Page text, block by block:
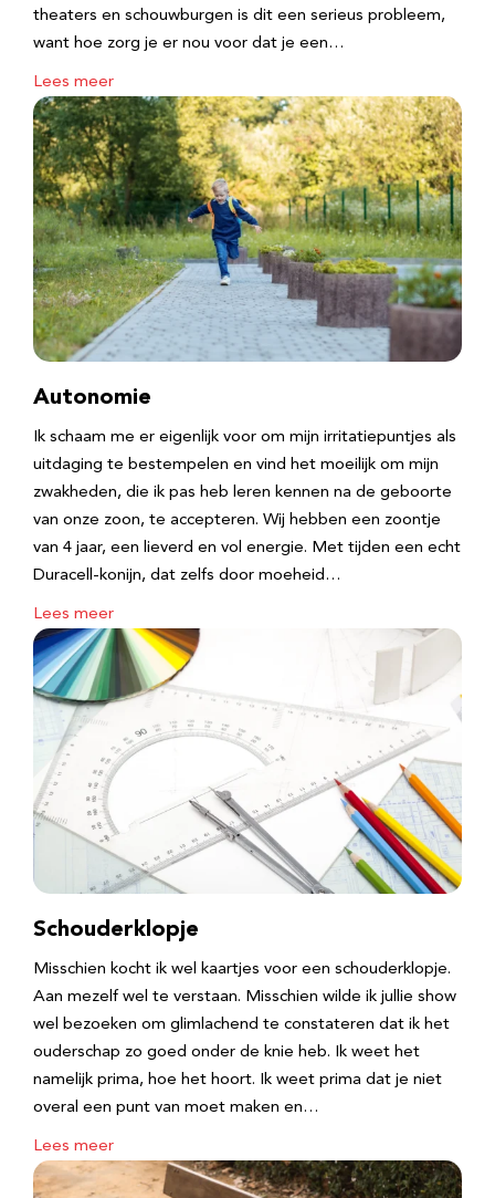
theaters en schouwburgen is dit een serieus probleem,
want hoe zorg je er nou voor dat je een…
Lees meer
Autonomie
Ik schaam me er eigenlijk voor om mijn irritatiepuntjes als
uitdaging te bestempelen en vind het moeilijk om mijn
zwakheden, die ik pas heb leren kennen na de geboorte
van onze zoon, te accepteren. Wij hebben een zoontje
van 4 jaar, een lieverd en vol energie. Met tijden een echt
Duracell-konijn, dat zelfs door moeheid…
Lees meer
Schouderklopje
Misschien kocht ik wel kaartjes voor een schouderklopje.
Aan mezelf wel te verstaan. Misschien wilde ik jullie show
wel bezoeken om glimlachend te constateren dat ik het
ouderschap zo goed onder de knie heb. Ik weet het
namelijk prima, hoe het hoort. Ik weet prima dat je niet
overal een punt van moet maken en…
Lees meer